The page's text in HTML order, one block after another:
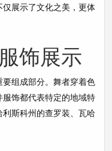
展示了文化之美，更体
饰展示
组成部分。舞者穿着色
饰都代表特定的地域特
斯科州的查罗装、瓦哈